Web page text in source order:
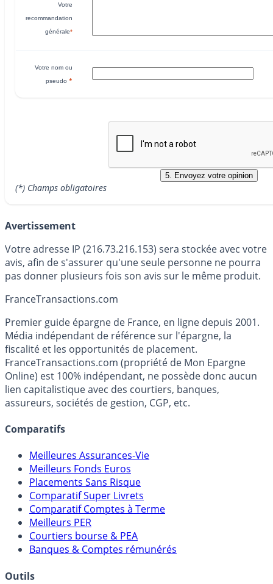
Votre
recommandation
générale*
Votre nom ou
pseudo *
(*) Champs obligatoires
Avertissement
Votre adresse IP (216.73.216.153) sera stockée avec votre
avis, afin de s'assurer qu'une seule personne ne pourra
pas donner plusieurs fois son avis sur le même produit.
FranceTransactions.com
Premier guide épargne de France, en ligne depuis 2001.
Média indépendant de référence sur l'épargne, la
fiscalité et les opportunités de placement.
FranceTransactions.com (propriété de Mon Epargne
Online) est 100% indépendant, ne possède donc aucun
lien capitalistique avec des courtiers, banques,
assureurs, sociétés de gestion, CGP, etc.
Comparatifs
Meilleures Assurances-Vie
Meilleurs Fonds Euros
Placements Sans Risque
Comparatif Super Livrets
Comparatif Comptes à Terme
Meilleurs PER
Courtiers bourse & PEA
Banques & Comptes rémunérés
Outils